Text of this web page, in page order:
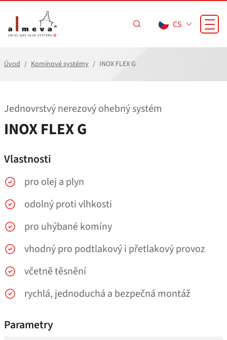
CS
Úvod Komínové systémy INOX FLEX G
Jednovrstvý nerezový ohebný systém
INOX FLEX G
Vlastnosti
pro olej a plyn
odolný proti vlhkosti
pro uhýbané komíny
vhodný pro podtlakový i přetlakový provoz
včetně těsnění
rychlá, jednoduchá a bezpečná montáž
Parametry